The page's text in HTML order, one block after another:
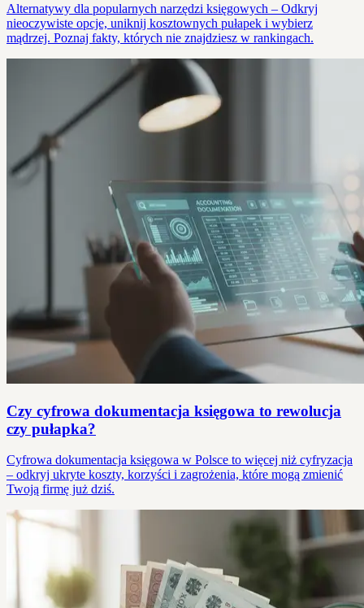
Alternatywy dla popularnych narzędzi księgowych – Odkryj
nieoczywiste opcje, uniknij kosztownych pułapek i wybierz
mądrzej. Poznaj fakty, których nie znajdziesz w rankingach.
Czy cyfrowa dokumentacja księgowa to rewolucja
czy pułapka?
Cyfrowa dokumentacja księgowa w Polsce to więcej niż cyfryzacja
– odkryj ukryte koszty, korzyści i zagrożenia, które mogą zmienić
Twoją firmę już dziś.